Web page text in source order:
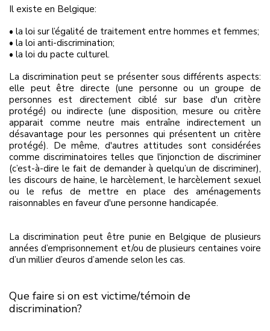
Il existe en Belgique:
• la loi sur l’égalité de traitement entre hommes et femmes;
• la loi anti-discrimination;
• la loi du pacte culturel.
La discrimination peut se présenter sous différents aspects:
elle peut être directe (une personne ou un groupe de
personnes est directement ciblé sur base d'un critère
protégé) ou indirecte (une disposition, mesure ou critère
apparait comme neutre mais entraîne indirectement un
désavantage pour les personnes qui présentent un critère
protégé). De même, d'autres attitudes sont considérées
comme discriminatoires telles que l'injonction de discriminer
(c’est-à-dire le fait de demander à quelqu’un de discriminer),
les discours de haine, le harcèlement, le harcèlement sexuel
ou le refus de mettre en place des aménagements
raisonnables en faveur d'une personne handicapée.
La discrimination peut être punie en Belgique de plusieurs
années d’emprisonnement et/ou de plusieurs centaines voire
d’un millier d’euros d’amende selon les cas.
Que faire si on est victime/témoin de
discrimination?